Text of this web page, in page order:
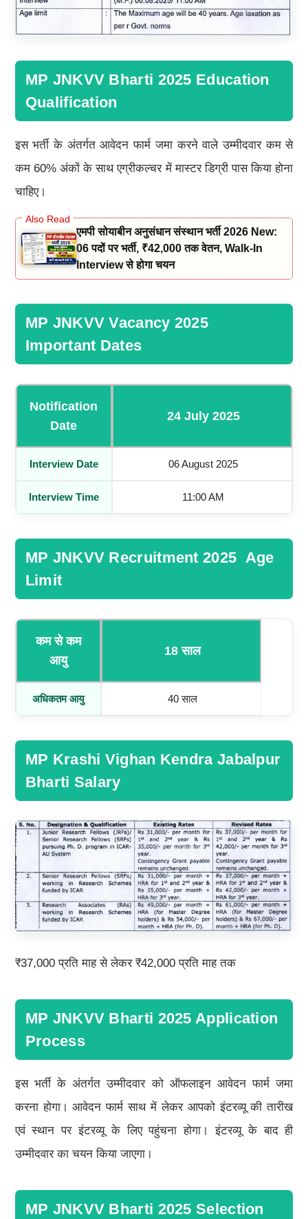
MP JNKVV Bharti 2025 Education
Qualification
इस भर्ती के अंतर्गत आवेदन फार्म जमा करने वाले उम्मीदवार कम से
कम 60% अंकों के साथ एग्रीकल्चर में मास्टर डिग्री पास किया होना
चाहिए।
एमपी सोयाबीन अनुसंधान संस्थान भर्ती 2026 New:
06 पदों पर भर्ती, ₹42,000 तक वेतन, Walk-In
Interview से होगा चयन
MP JNKVV Vacancy 2025
Important Dates
Notification
Date
24 July 2025
Interview Date 06 August 2025
Interview Time 11:00 AM
MP JNKVV Recruitment 2025 Age
Limit
कम से कम
आयु
18 साल
अधिकतम आयु 40 साल
MP Krashi Vighan Kendra Jabalpur
Bharti Salary
₹37,000 प्रति माह से लेकर ₹42,000 प्रति माह तक
MP JNKVV Bharti 2025 Application
Process
इस भर्ती के अंतर्गत उम्मीदवार को ऑफलाइन आवेदन फार्म जमा
करना होगा। आवेदन फार्म साथ में लेकर आपको इंटरव्यू की तारीख
एवं स्थान पर इंटरव्यू के लिए पहुंचना होगा। इंटरव्यू के बाद ही
उम्मीदवार का चयन किया जाएगा।
MP JNKVV Bharti 2025 Selection